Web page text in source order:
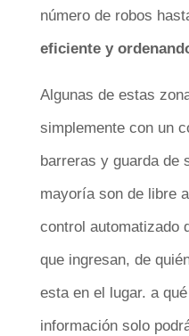
número de robos
eficiente y
Algunas de estas
simplemente con un
barreras y guarda de
mayoría son de libre
control automatizado
que ingresan, de
esta en el lugar. a
información solo